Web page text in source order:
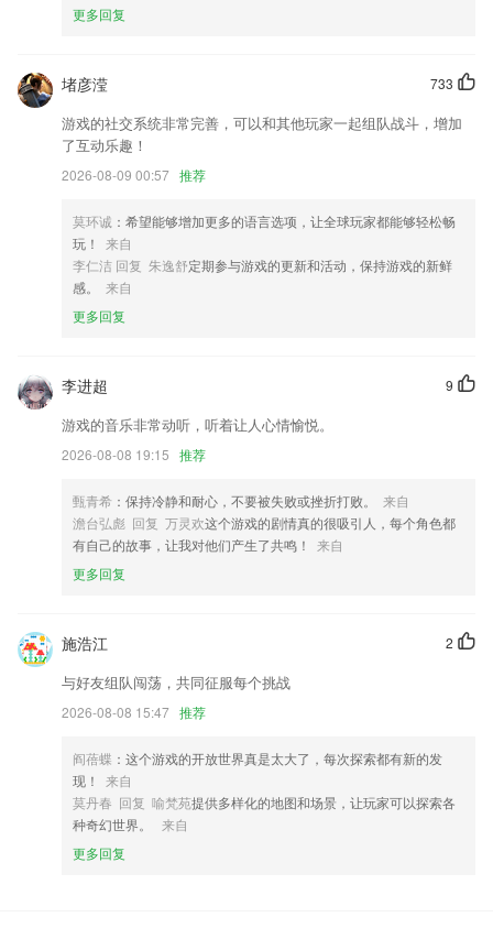
的。形状和绘画的学习，给给孩子带来更多的快乐体验！枯燥的几何形状
6.·专业计算机老师根据学生课后作业情况，对每一份作业进行点评
捕鱼大亨游戏在线玩更新了什么?
实现了手机通知功能；
我们提高了应用的稳定性和性能
优质商铺新增筛选功能
修复部分日历发送失败问题。
增加token验证
优化ui内容，提升用户体验。
用商店进行打分评论，说出您的使用经历，以帮助我们更好的对产品进行
优化修改。
更多回复
733
堵彦滢
游戏的社交系统非常完善，可以和其他玩家一起组队战斗，增加
了互动乐趣！
2026-08-09 00:57 推荐
莫环诚 ：希望能够增加更多的语言选项，让全球玩家都能够轻松畅
玩！
来自
李仁洁 回复 朱逸舒定期参与游戏的更新和活动，保持游戏的新鲜
感。
来自
更多回复
9
李进超
游戏的音乐非常动听，听着让人心情愉悦。
2026-08-08 19:15 推荐
甄青希 ：保持冷静和耐心，不要被失败或挫折打败。
来自
澹台弘彪 回复 万灵欢这个游戏的剧情真的很吸引人，每个角色都
有自己的故事，让我对他们产生了共鸣！
来自
更多回复
2
施浩江
与好友组队闯荡，共同征服每个挑战
2026-08-08 15:47 推荐
阎蓓蝶 ：这个游戏的开放世界真是太大了，每次探索都有新的发
现！
来自
莫丹春 回复 喻梵苑提供多样化的地图和场景，让玩家可以探索各
种奇幻世界。
来自
更多回复